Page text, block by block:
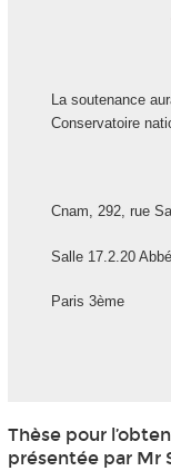
La soutenance
Conservatoire
Cnam, 292, rue
Salle 17.2.20
Paris 3ème
Thèse pour
présentée par Mr